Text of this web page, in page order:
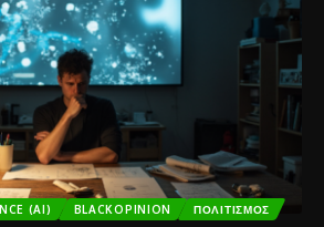
(AI) BLACKOPINION ΠΟΛΙΤΙΣΜΌΣ